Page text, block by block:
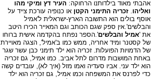
אהבתי מאוד בילדותנו הרחוקה: העיר דץ ומיקי מהו
ואליהו.זכריה התימני הקטן או כנופיה עורכת צייד על
אוסף בולים הוא התשובה הארץ-ישראלית ל'אמיל
והבלשים'.אין ספק שגם הכותב וגם המאייר הכירו היטב
את 'אמיל והבלשים'.הספר נפתח בהקדמה אישית ברוחו
של קסטנר ומיד אחריה, ממש כמו ב'אמיל', הצגה מאויירת
של הדמויות הפועלות. זכריה הוא ילד תימני כבן עשר שגר
באחת המושבות מדרום לתל אביב. כמו אמיל, גם זכריה
הוא ילד עני. אביו סעדיה ואמו מזל (איך לא), עובדים קשה
כדי לפרנס את המשפחה וכמו אמיל, גם זכריה הוא ילד